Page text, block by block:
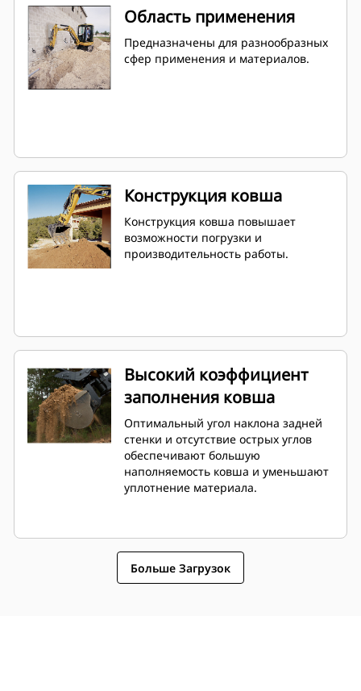
Область применения
Предназначены для разнообразных
сфер применения и материалов.
Конструкция ковша
Конструкция ковша повышает
возможности погрузки и
производительность работы.
Высокий коэффициент
заполнения ковша
Оптимальный угол наклона задней
стенки и отсутствие острых углов
обеспечивают большую
наполняемость ковша и уменьшают
уплотнение материала.
Больше Загрузок